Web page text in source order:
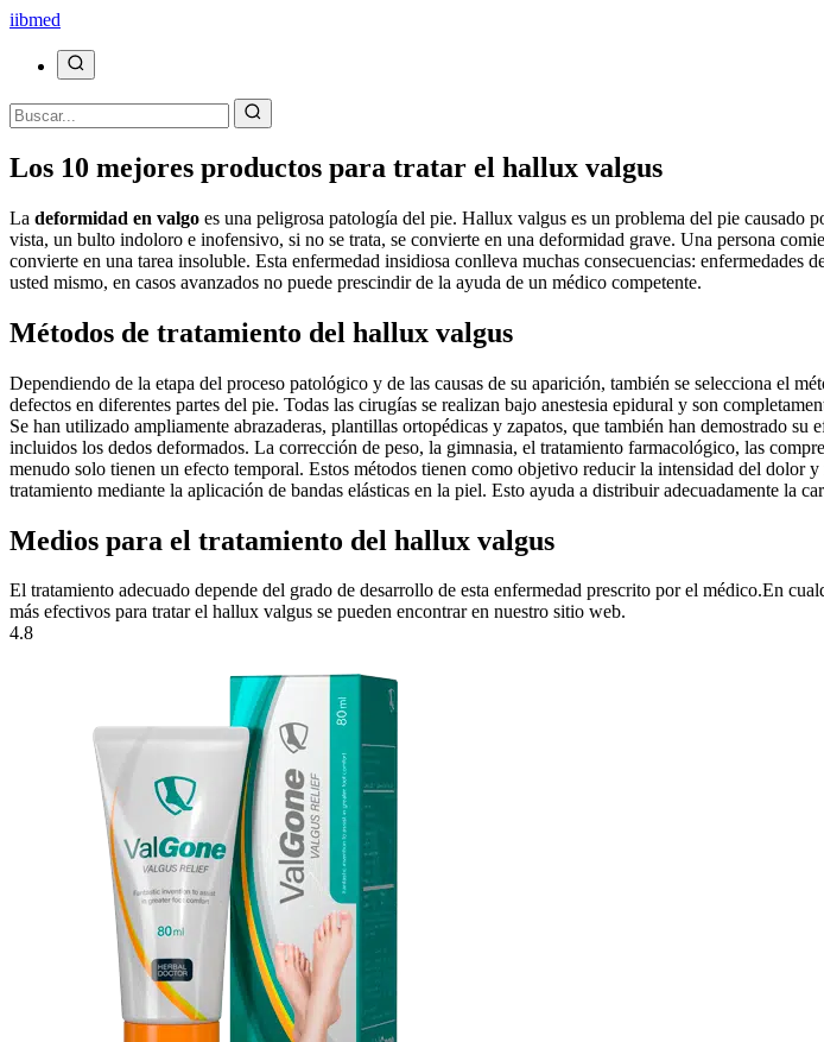
iibmed
Los 10 mejores productos para tratar el hallux valgus
La deformidad en valgo es una peligrosa patología del pie. Hallux valgus es un problema del pie causado
vista, un bulto indoloro e inofensivo, si no se trata, se convierte en una deformidad grave. Una persona
convierte en una tarea insoluble. Esta enfermedad insidiosa conlleva muchas consecuencias:
usted mismo, en casos avanzados no puede prescindir de la ayuda de un médico competente.
Métodos de tratamiento del hallux valgus
Dependiendo de la etapa del proceso patológico y de las causas de su aparición, también se selecciona el
defectos en diferentes partes del pie. Todas las cirugías se realizan bajo anestesia epidural y son
Se han utilizado ampliamente abrazaderas, plantillas ortopédicas y zapatos, que también han demostrado
incluidos los dedos deformados. La corrección de peso, la gimnasia, el tratamiento farmacológico, las
menudo solo tienen un efecto temporal. Estos métodos tienen como objetivo reducir la intensidad del
tratamiento mediante la aplicación de bandas elásticas en la piel. Esto ayuda a distribuir adecuadamente la
Medios para el tratamiento del hallux valgus
El tratamiento adecuado depende del grado de desarrollo de esta enfermedad prescrito por el médico.En
más efectivos para tratar el hallux valgus se pueden encontrar en nuestro sitio web.
4.8